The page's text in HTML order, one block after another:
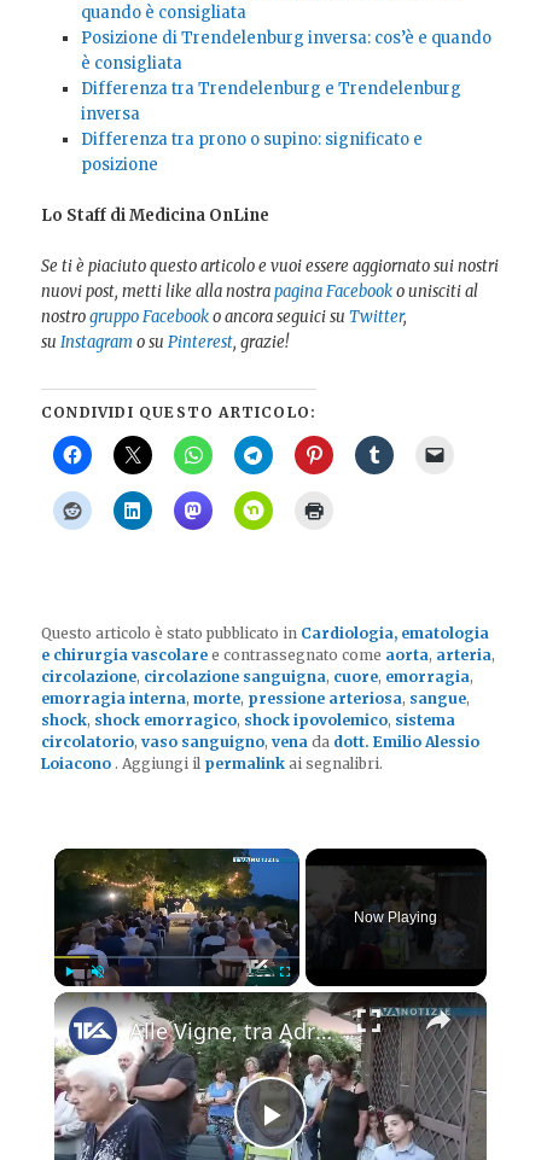
quando è consigliata
Posizione di Trendelenburg inversa: cos’è e quando
è consigliata
Differenza tra Trendelenburg e Trendelenburg
inversa
Differenza tra prono o supino: significato e
posizione
Lo Staff di Medicina OnLine
Se ti è piaciuto questo articolo e vuoi essere aggiornato sui nostri
nuovi post, metti like alla nostrapagina Facebooko unisciti al
nostrogruppo Facebooko ancora seguici suTwitter,
suInstagramo suPinterest, grazie!
CONDIVIDI QUESTO ARTICOLO:
Questo articolo è stato pubblicato in Cardiologia, ematologia
e chirurgia vascolare e contrassegnato come aorta, arteria,
circolazione, circolazione sanguigna, cuore, emorragia,
emorragia interna,morte, pressione arteriosa, sangue,
shock, shock emorragico, shock ipovolemico, sistema
circolatorio,vaso sanguigno,vena da dott. Emilio Alessio
Loiacono . Aggiungi il permalink ai segnalibri.
×
Play Unmute Fullscreen
Now Playing
×
Play
Alle Vigne, tra Adrano e Biancavilla, celebrazioni in onore della Madonna della Salute concluse dome